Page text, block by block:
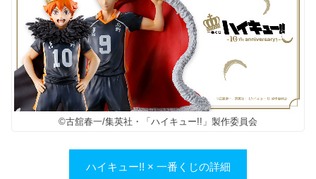
©古舘春一/集英社・「ハイキュー!!」製作委員会
ハイキュー!! × 一番くじの詳細